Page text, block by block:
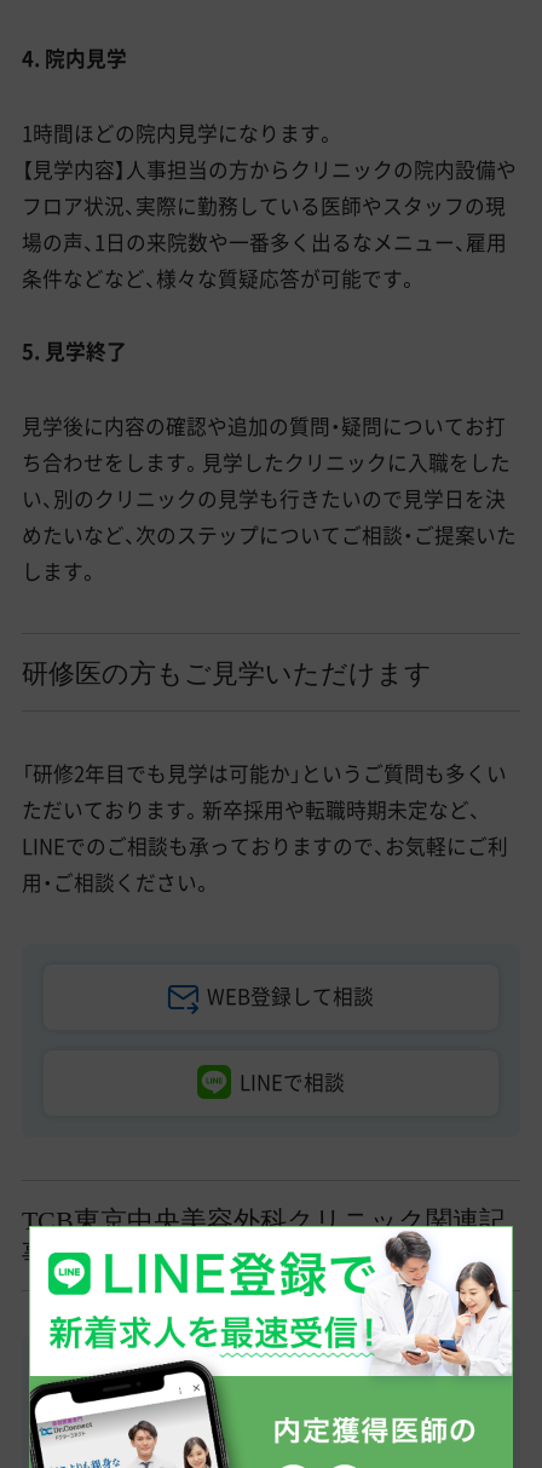
4. 院内見学
1時間ほどの院内見学になります。
【見学内容】人事担当の方からクリニックの院内設備や
フロア状況、実際に勤務している医師やスタッフの現
場の声、1日の来院数や一番多く出るなメニュー、雇用
条件などなど、様々な質疑応答が可能です。
5. 見学終了
見学後に内容の確認や追加の質問・疑問についてお打
ち合わせをします。見学したクリニックに入職をした
い、別のクリニックの見学も行きたいので見学日を決
めたいなど、次のステップについてご相談・ご提案いた
します。
研修医の方もご見学いただけます
「研修2年目でも見学は可能か」というご質問も多くい
ただいております。新卒採用や転職時期未定など、
LINEでのご相談も承っておりますので、お気軽にご利
用・ご相談ください。
WEB登録して相談
LINEで相談
TCB東京中央美容外科クリニック関連記
事・求人はこちら
TCB東京中央美容外科 ドクター採用担当者イ
ンタビュー